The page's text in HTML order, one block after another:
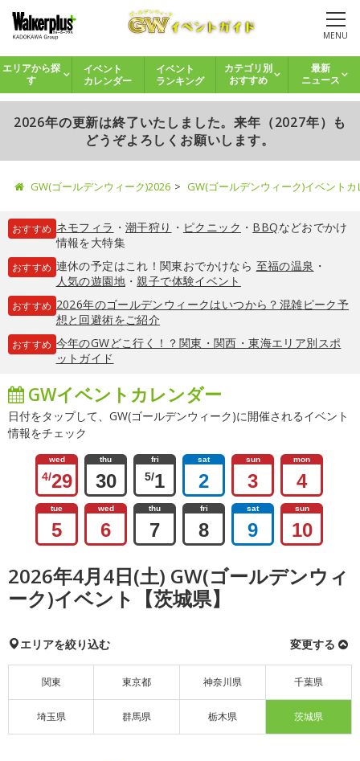
MENU
エリアから探
す
イベント
カレンダー
イベント
ランキング
カテゴリ別
おすすめ
最新
ニュース
2026年の更新は終了いたしました。来年（2027年）も
どうぞよろしくお願いします。
GW(ゴールデンウィーク)2026 GW(ゴールデンウィーク)イベント
おすすめ ネモフィラ ・ 潮干狩り ・ ピクニック ・ BBQなどおでかけ
情報を大特集
おすすめ 連休の予定はこれ！関東おでかけなら 至福の温泉 ・
人気の遊園地・親子で体験イベント
おすすめ 2026年のゴールデンウィークはいつから？混雑ピーク予
想と回避術をご紹介
おすすめ 今年のGWどこ行く！？関東・関西・東海エリア別スポ
ットガイド
GWイベントカレンダー
日付をタップして、GW(ゴールデンウィーク)に開催されるイベント
情報をチェック
wed
4/29
thu
30
fri
5/1
sat
2
sun
3
mon
4
tue
5
wed
6
thu
7
fri
8
sat
9
sun
10
2026年4月4日(土) GW(ゴールデンウィ
ーク)イベント【茨城県】
エリアを絞り込む 変更する
関東 東京都 神奈川県 千葉県
埼玉県 群馬県 栃木県 茨城県